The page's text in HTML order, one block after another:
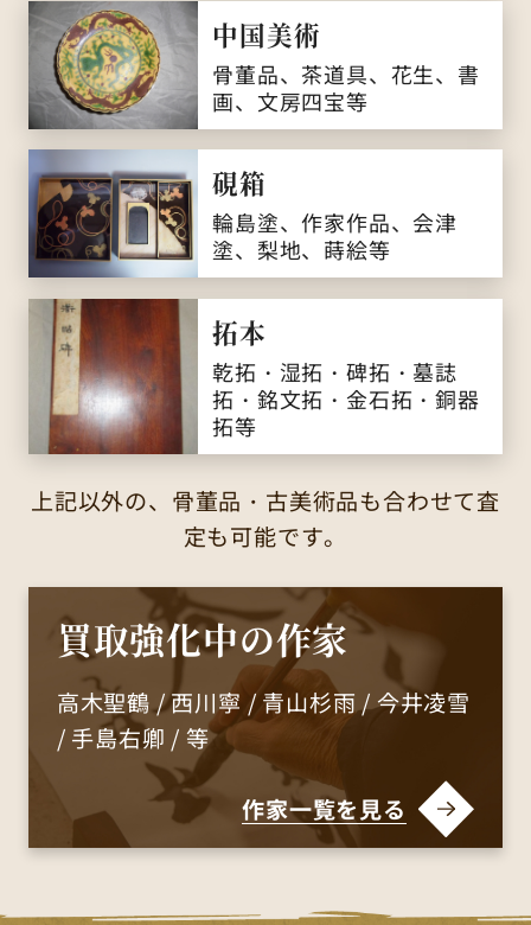
中国美術
骨董品、茶道具、花生、書
画、文房四宝等
硯箱
輪島塗、作家作品、会津
塗、梨地、蒔絵等
拓本
乾拓・湿拓・碑拓・墓誌
拓・銘文拓・金石拓・銅器
拓等
上記以外の、骨董品・古美術品も合わせて査
定も可能です。
買取強化中の作家
高木聖鶴 / 西川寧 / 青山杉雨 / 今井凌雪
/ 手島右卿 / 等
作家一覧を見る